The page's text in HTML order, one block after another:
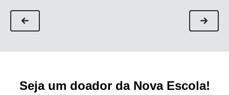
Seja um doador da Nova Escola!